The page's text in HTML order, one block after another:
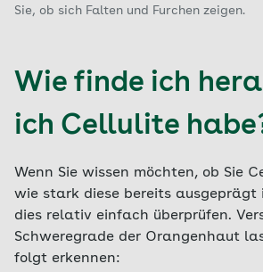
Sie, ob sich Falten und Furchen zeigen.
Wie finde ich
ich Cellulite
Wenn Sie wissen möchten, ob Sie
wie stark diese bereits ausgeprägt
dies relativ einfach überprüfen.
Schweregrade der Orangenhaut
folgt erkennen: